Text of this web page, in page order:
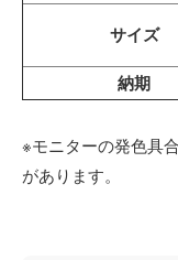
サイズ
納期
※モニターの発色具
があります。